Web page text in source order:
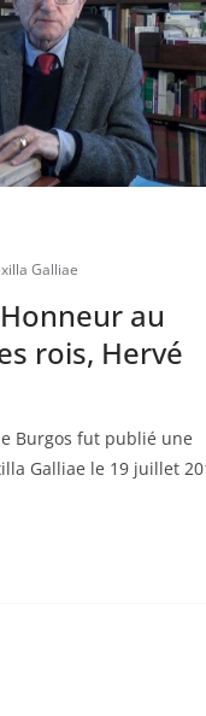
Galliae
au
rois, Hervé
Burgos fut publié une
Galliae le 19 juillet